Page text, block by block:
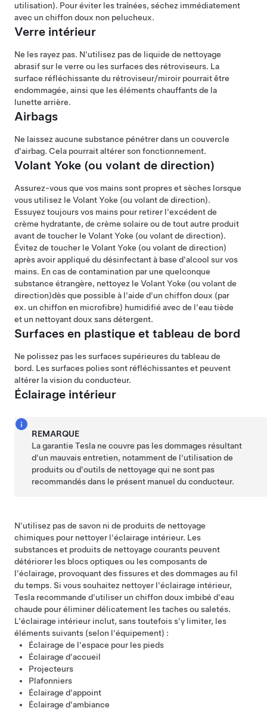
utilisation). Pour éviter les traînées, séchez immédiatement
avec un chiffon doux non pelucheux.
Verre intérieur
Ne les rayez pas. N'utilisez pas de liquide de nettoyage
abrasif sur le verre ou les surfaces des rétroviseurs. La
surface réfléchissante du rétroviseur/miroir pourrait être
endommagée, ainsi que les éléments chauffants de la
lunette arrière.
Airbags
Ne laissez aucune substance pénétrer dans un couvercle
d'airbag. Cela pourrait altérer son fonctionnement.
Volant Yoke (ou volant de direction)
Assurez-vous que vos mains sont propres et sèches lorsque
vous utilisez le Volant Yoke (ou volant de direction).
Essuyez toujours vos mains pour retirer l'excédent de
crème hydratante, de crème solaire ou de tout autre produit
avant de toucher le Volant Yoke (ou volant de direction).
Évitez de toucher le Volant Yoke (ou volant de direction)
après avoir appliqué du désinfectant à base d'alcool sur vos
mains. En cas de contamination par une quelconque
substance étrangère, nettoyez le Volant Yoke (ou volant de
direction)dès que possible à l'aide d'un chiffon doux (par
ex. un chiffon en microfibre) humidifié avec de l'eau tiède
et un nettoyant doux sans détergent.
Surfaces en plastique et tableau de bord
Ne polissez pas les surfaces supérieures du tableau de
bord. Les surfaces polies sont réfléchissantes et peuvent
altérer la vision du conducteur.
Éclairage intérieur
REMARQUE
La garantie Tesla ne couvre pas les dommages résultant
d'un mauvais entretien, notamment de l'utilisation de
produits ou d'outils de nettoyage qui ne sont pas
recommandés dans le présent manuel du conducteur.
N'utilisez pas de savon ni de produits de nettoyage
chimiques pour nettoyer l'éclairage intérieur. Les
substances et produits de nettoyage courants peuvent
détériorer les blocs optiques ou les composants de
l'éclairage, provoquant des fissures et des dommages au fil
du temps. Si vous souhaitez nettoyer l'éclairage intérieur,
Tesla recommande d'utiliser un chiffon doux imbibé d'eau
chaude pour éliminer délicatement les taches ou saletés.
L'éclairage intérieur inclut, sans toutefois s'y limiter, les
éléments suivants (selon l'équipement) :
Éclairage de l'espace pour les pieds
Éclairage d'accueil
Projecteurs
Plafonniers
Éclairage d'appoint
Éclairage d'ambiance